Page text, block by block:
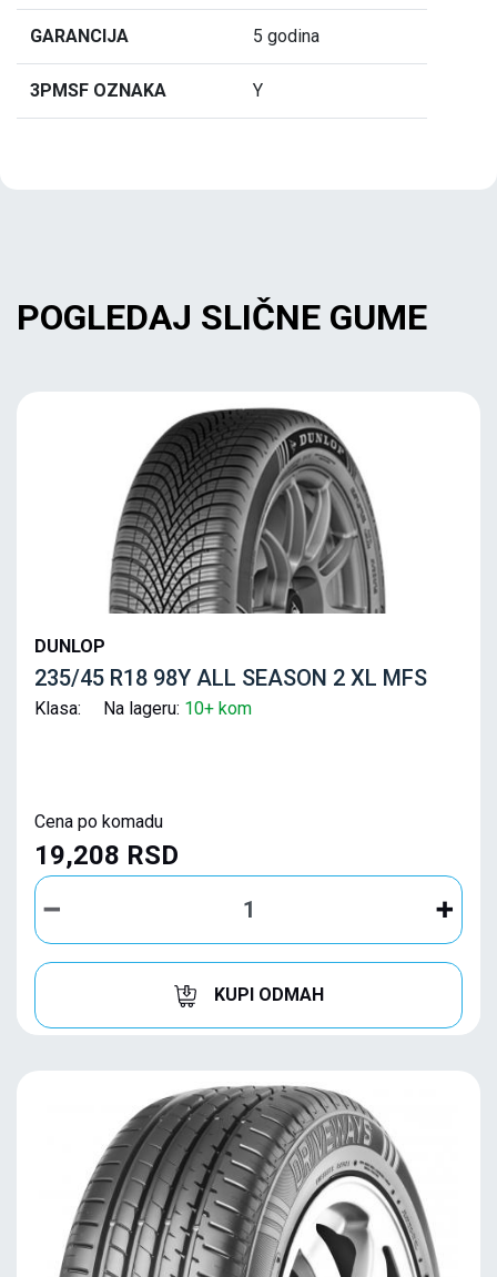
GARANCIJA 5 godina
3PMSF OZNAKA Y
POGLEDAJ SLIČNE GUME
DUNLOP
235/45 R18 98Y ALL SEASON 2 XL MFS
Klasa: Na lageru: 10+ kom
Cena po komadu
19,208 RSD
KUPI ODMAH